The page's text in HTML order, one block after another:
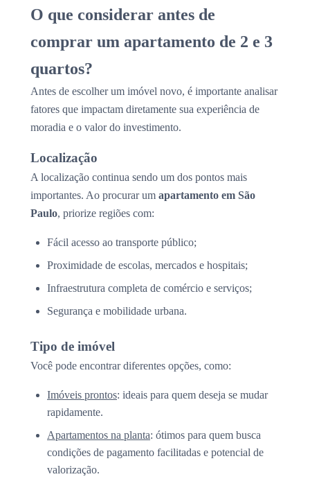
O que considerar antes de
comprar um apartamento de 2 e 3
quartos?
Antes de escolher um imóvel novo, é importante analisar
fatores que impactam diretamente sua experiência de
moradia e o valor do investimento.
Localização
A localização continua sendo um dos pontos mais
importantes. Ao procurar um apartamento em São
Paulo, priorize regiões com:
Fácil acesso ao transporte público;
Proximidade de escolas, mercados e hospitais;
Infraestrutura completa de comércio e serviços;
Segurança e mobilidade urbana.
Tipo de imóvel
Você pode encontrar diferentes opções, como:
Imóveis prontos: ideais para quem deseja se mudar
rapidamente.
Apartamentos na planta: ótimos para quem busca
condições de pagamento facilitadas e potencial de
valorização.